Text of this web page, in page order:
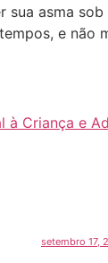
sua asma
e não
à Criança e
setembro 17,